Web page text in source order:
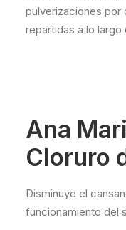
pulverizaciones por
repartidas a lo largo
Ana
Cloruro
Disminuye el
funcionamiento del